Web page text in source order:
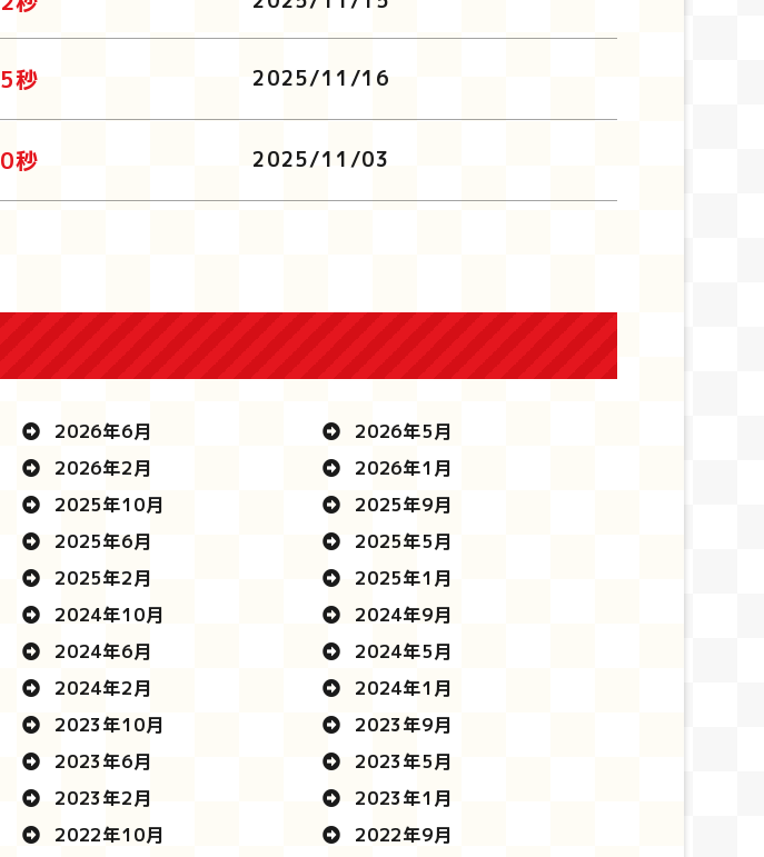
秒 2025/11/16
秒 2025/11/03
2026年6月
2026年5月
2026年2月
2026年1月
2025年10月
2025年9月
2025年6月
2025年5月
2025年2月
2025年1月
2024年10月
2024年9月
2024年6月
2024年5月
2024年2月
2024年1月
2023年10月
2023年9月
2023年6月
2023年5月
2023年2月
2023年1月
2022年10月
2022年9月